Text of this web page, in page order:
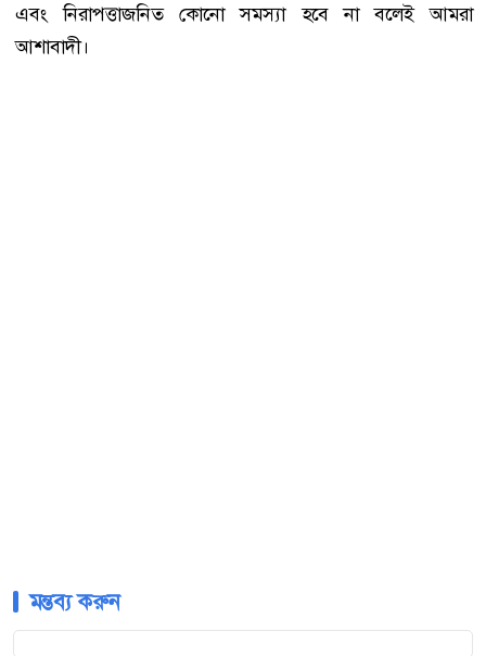
এবং নিরাপত্তাজনিত কোনো সমস্যা হবে না বলেই আমরা
আশাবাদী।
মন্তব্য করুন